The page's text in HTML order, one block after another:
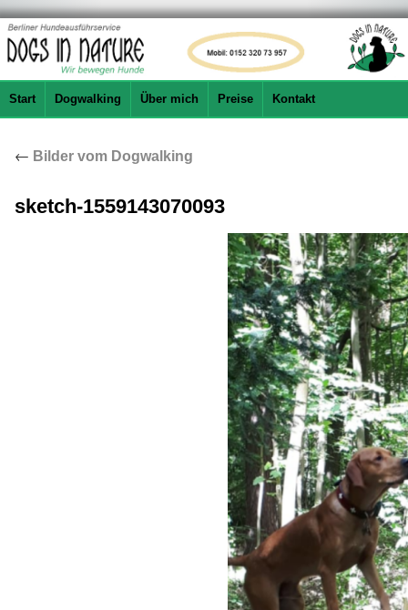
Start Dogwalking Über mich Preise Kontakt
← Bilder vom Dogwalking
sketch-1559143070093